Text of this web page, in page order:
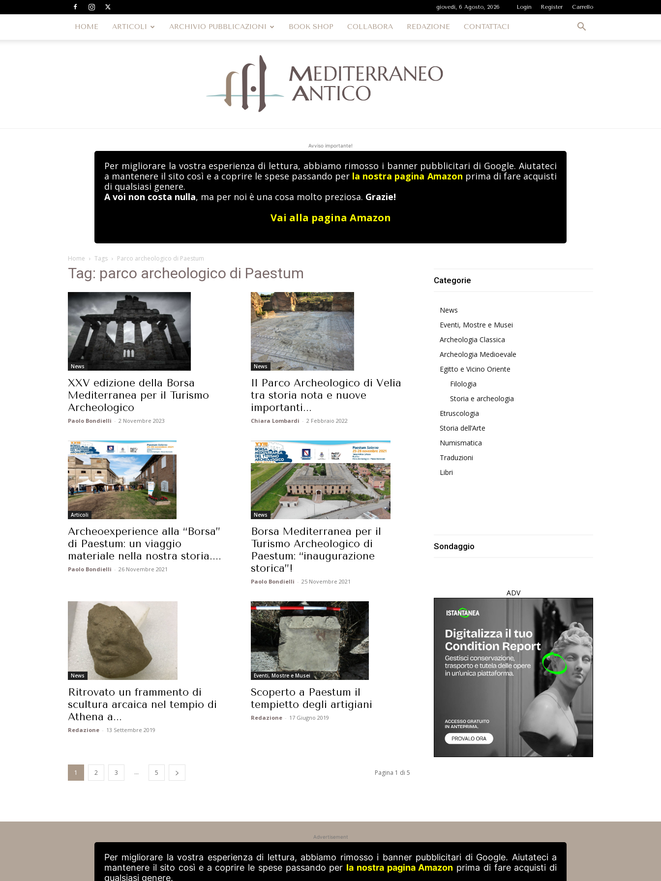
giovedì, 6 Agosto, 2026 Login Register Carrello
HOME ARTICOLI ARCHIVIO PUBBLICAZIONI BOOK SHOP COLLABORA REDAZIONE CONTATTACI
MediterraneoAntico
Avviso importante!
Per migliorare la vostra esperienza di lettura, abbiamo rimosso i banner pubblicitari di Google. Aiutateci
a mantenere il sito così e a coprire le spese passando per la nostra pagina Amazon prima di fare acquisti
di qualsiasi genere.
A voi non costa nulla, ma per noi è una cosa molto preziosa. Grazie!
Vai alla pagina Amazon
Home Tags Parco archeologico di Paestum
Tag: parco archeologico di Paestum
News
XXV edizione della Borsa
Mediterranea per il Turismo
Archeologico
Paolo Bondielli - 2 Novembre 2023
News
Il Parco Archeologico di Velia
tra storia nota e nuove
importanti...
Chiara Lombardi - 2 Febbraio 2022
Articoli
Archeoexperience alla “Borsa”
di Paestum: un viaggio
materiale nella nostra storia....
Paolo Bondielli - 26 Novembre 2021
News
Borsa Mediterranea per il
Turismo Archeologico di
Paestum: “inaugurazione
storica”!
Paolo Bondielli - 25 Novembre 2021
News
Ritrovato un frammento di
scultura arcaica nel tempio di
Athena a...
Redazione - 13 Settembre 2019
Eventi, Mostre e Musei
Scoperto a Paestum il
tempietto degli artigiani
Redazione - 17 Giugno 2019
1 2 3 ... 5 Pagina 1 di 5
Categorie
News
Eventi, Mostre e Musei
Archeologia Classica
Archeologia Medioevale
Egitto e Vicino Oriente
Filologia
Storia e archeologia
Etruscologia
Storia dell’Arte
Numismatica
Traduzioni
Libri
Sondaggio
ADV
Advertisement
Per migliorare la vostra esperienza di lettura, abbiamo rimosso i banner pubblicitari di Google. Aiutateci a
mantenere il sito così e a coprire le spese passando per la nostra pagina Amazon prima di fare acquisti di
qualsiasi genere.